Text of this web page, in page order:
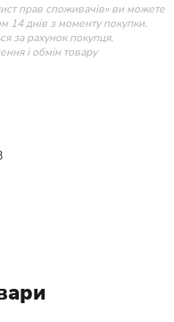
прав споживачів» ви можете
14 днів з моменту покупки.
за рахунок покупця.
і обмін товару